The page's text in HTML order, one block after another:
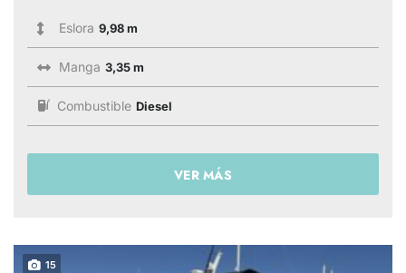
Eslora 9,98 m
Manga 3,35 m
Combustible Diesel
VER MÁS
15